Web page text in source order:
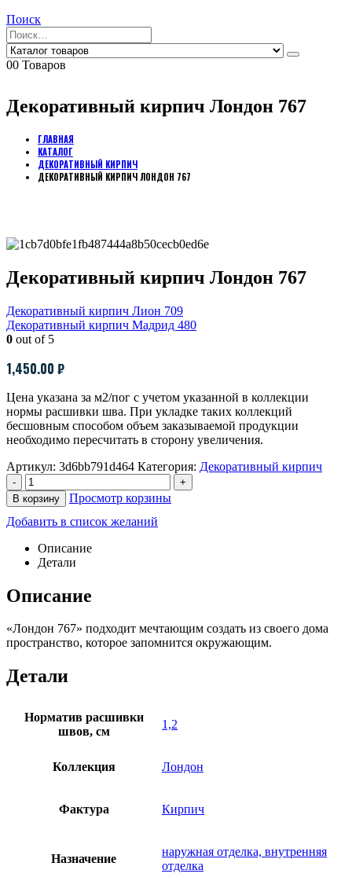
Поиск
00 Товаров
Декоративный кирпич Лондон 767
ГЛАВНАЯ
КАТАЛОГ
ДЕКОРАТИВНЫЙ КИРПИЧ
ДЕКОРАТИВНЫЙ КИРПИЧ ЛОНДОН 767
Декоративный кирпич Лондон 767
Декоративный кирпич Лион 709
Декоративный кирпич Мадрид 480
0 out of 5
1,450.00 ₽
Цена указана за м2/пог с учетом указанной в коллекции
нормы расшивки шва. При укладке таких коллекций
бесшовным способом объем заказываемой продукции
необходимо пересчитать в сторону увеличения.
Артикул: 3d6bb791d464 Категория: Декоративный кирпич
-
+
В корзину
Просмотр корзины
Добавить в список желаний
Описание
Детали
Описание
«Лондон 767» подходит мечтающим создать из своего дома
пространство, которое запомнится окружающим.
Детали
Норматив расшивки
швов, см
1,2
Коллекция Лондон
Фактура Кирпич
Назначение
наружная отделка, внутренняя
отделка